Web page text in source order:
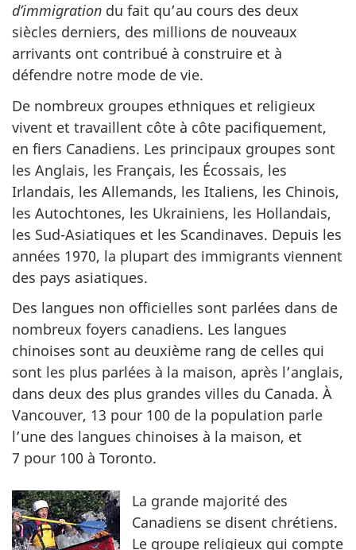
d’immigration du fait qu’au cours des deux
siècles derniers, des millions de nouveaux
arrivants ont contribué à construire et à
défendre notre mode de vie.
De nombreux groupes ethniques et religieux
vivent et travaillent côte à côte pacifiquement,
en fiers Canadiens. Les principaux groupes sont
les Anglais, les Français, les Écossais, les
Irlandais, les Allemands, les Italiens, les Chinois,
les Autochtones, les Ukrainiens, les Hollandais,
les Sud-Asiatiques et les Scandinaves. Depuis les
années 1970, la plupart des immigrants viennent
des pays asiatiques.
Des langues non officielles sont parlées dans de
nombreux foyers canadiens. Les langues
chinoises sont au deuxième rang de celles qui
sont les plus parlées à la maison, après l’anglais,
dans deux des plus grandes villes du Canada. À
Vancouver, 13 pour 100 de la population parle
l’une des langues chinoises à la maison, et
7 pour 100 à Toronto.
La grande majorité des
Canadiens se disent chrétiens.
Le groupe religieux qui compte